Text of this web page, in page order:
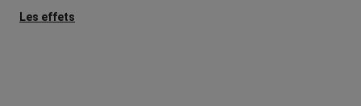
Les effets